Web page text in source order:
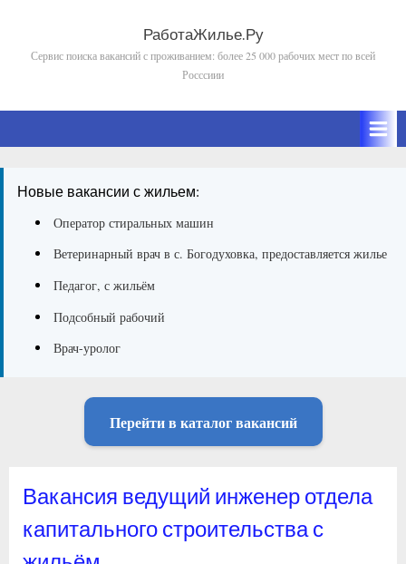
content
РаботаЖилье.Ру
Сервис поиска вакансий с проживанием: более 25 000 рабочих мест по всей
Росссиии
Новые вакансии с жильем:
Оператор стиральных машин
Ветеринарный врач в с. Богодуховка, предоставляется жилье
Педагог, с жильём
Подсобный рабочий
Врач-уролог
Перейти в каталог вакансий
Вакансия ведущий инженер отдела
капитального строительства с